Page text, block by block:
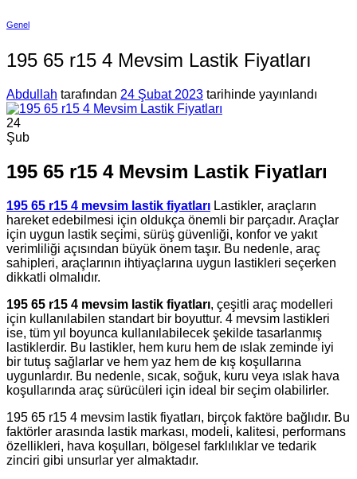
Genel
195 65 r15 4 Mevsim Lastik Fiyatları
Abdullah tarafından 24 Şubat 2023 tarihinde yayınlandı
24
Şub
195 65 r15 4 Mevsim Lastik Fiyatları
195 65 r15 4 mevsim lastik fiyatları Lastikler, araçların
hareket edebilmesi için oldukça önemli bir parçadır. Araçlar
için uygun lastik seçimi, sürüş güvenliği, konfor ve yakıt
verimliliği açısından büyük önem taşır. Bu nedenle, araç
sahipleri, araçlarının ihtiyaçlarına uygun lastikleri seçerken
dikkatli olmalıdır.
195 65 r15 4 mevsim lastik fiyatları, çeşitli araç modelleri
için kullanılabilen standart bir boyuttur. 4 mevsim lastikleri
ise, tüm yıl boyunca kullanılabilecek şekilde tasarlanmış
lastiklerdir. Bu lastikler, hem kuru hem de ıslak zeminde iyi
bir tutuş sağlarlar ve hem yaz hem de kış koşullarına
uygunlardır. Bu nedenle, sıcak, soğuk, kuru veya ıslak hava
koşullarında araç sürücüleri için ideal bir seçim olabilirler.
195 65 r15 4 mevsim lastik fiyatları, birçok faktöre bağlıdır. Bu
faktörler arasında lastik markası, modeli, kalitesi, performans
özellikleri, hava koşulları, bölgesel farklılıklar ve tedarik
zinciri gibi unsurlar yer almaktadır.